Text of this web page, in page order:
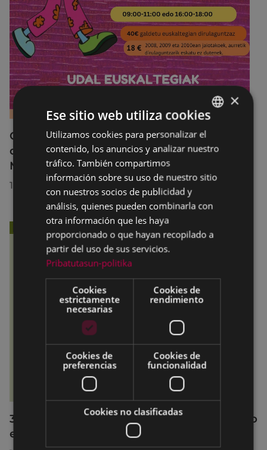
Curso breve de preparación de exámenes
de los niveles B2 y C1 en el Euskaltegi
Municipal
13/07/2026
36 jóvenes de Debabarrena han participado
en el curso de monitor/a de tiempo libre
BASQUE
SPANISH
×
Ese sitio web utiliza cookies
Utilizamos cookies para personalizar el
contenido, los anuncios y analizar nuestro
tráfico. También compartimos
información sobre su uso de nuestro sitio
con nuestros socios de publicidad y
análisis, quienes pueden combinarla con
otra información que les haya
proporcionado o que hayan recopilado a
partir del uso de sus servicios.
Pribatutasun-politika
Cookies
estrictamente
necesarias
Cookies de
rendimiento
Cookies de
preferencias
Cookies de
funcionalidad
Cookies no clasificadas